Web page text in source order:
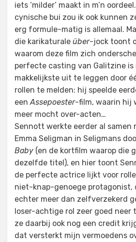
iets ‘milder’ maakt in m’n
cynische bui zou ik ook kunnen
erg formule-matig is allemaal.
die karikaturale über-jock toont
waarom deze film zich
perfecte casting van Galitzine is
makkelijkste uit te leggen door
rollen te melden: hij speelde
eenAssepoester-film, waarin hij
meer mocht over-acten…
Sennott werkte eerder al samen
Emma Seligman in Seligmans
Baby (en de kortfilm waarop die
dezelfde titel), en hier toont
de perfecte actrice lijkt voor
niet-knap-genoege protagonist,
echter meer dan zelfverzekerd
loser-achtige rol zeer goed neer
ze daarbij ook nog een credit
dat versterkt mijn vermoedens